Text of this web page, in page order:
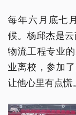
每年六月底七
候。杨邱杰是
物流工程专业
业离校，参加
让他心里有点慌。